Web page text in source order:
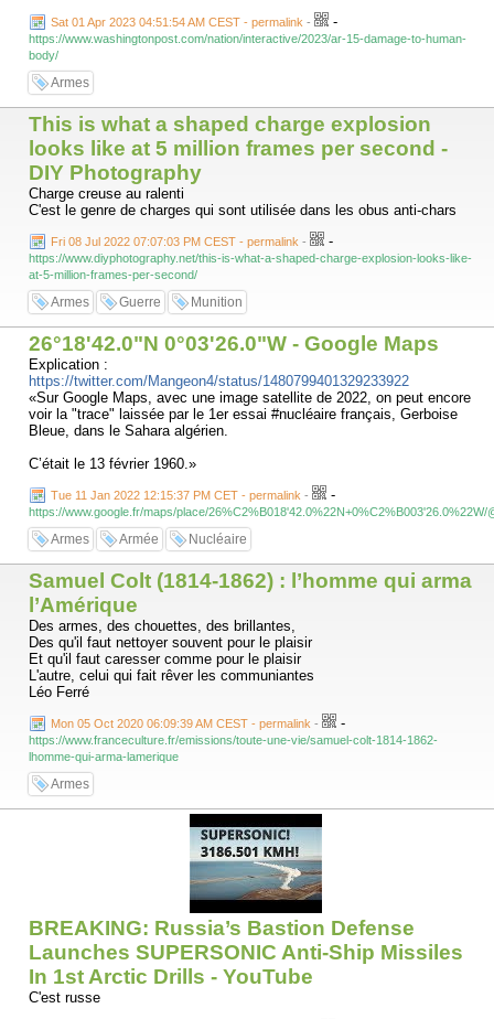
Sat 01 Apr 2023 04:51:54 AM CEST - permalink - -
https://www.washingtonpost.com/nation/interactive/2023/ar-15-damage-to-human-
body/
Armes
This is what a shaped charge explosion
looks like at 5 million frames per second -
DIY Photography
Charge creuse au ralenti
C'est le genre de charges qui sont utilisée dans les obus anti-chars
Fri 08 Jul 2022 07:07:03 PM CEST - permalink - -
https://www.diyphotography.net/this-is-what-a-shaped-charge-explosion-looks-like-
at-5-million-frames-per-second/
Armes Guerre Munition
26°18'42.0"N 0°03'26.0"W - Google Maps
Explication :
https://twitter.com/Mangeon4/status/1480799401329233922
«Sur Google Maps, avec une image satellite de 2022, on peut encore
voir la "trace" laissée par le 1er essai #nucléaire français, Gerboise
Bleue, dans le Sahara algérien.
C’était le 13 février 1960.»
Tue 11 Jan 2022 12:15:37 PM CET - permalink - -
https://www.google.fr/maps/place/
Armes Armée Nucléaire
Samuel Colt (1814-1862) : l’homme qui arma
l’Amérique
Des armes, des chouettes, des brillantes,
Des qu'il faut nettoyer souvent pour le plaisir
Et qu'il faut caresser comme pour le plaisir
L'autre, celui qui fait rêver les communiantes
Léo Ferré
Mon 05 Oct 2020 06:09:39 AM CEST - permalink - -
https://www.franceculture.fr/emissions/toute-une-vie/samuel-colt-1814-1862-
lhomme-qui-arma-lamerique
Armes
BREAKING: Russia’s Bastion Defense
Launches SUPERSONIC Anti-Ship Missiles
In 1st Arctic Drills - YouTube
C'est russe